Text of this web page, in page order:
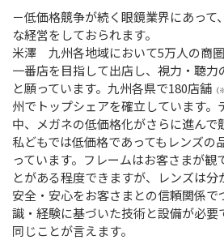
－低価格競争が続く眼鏡業界にあって
な経営をしておられます。
米澤 九州各地域において5万人の商
一番店を目指して出店し、視力・聴力
と願っています。九州各県で180店舗
州でトップシェアを確立しています。
中、メガネの低価格化がさらに進んで
私どもでは低価格であってもレンズの
っています。フレームはお客さまが観
とがある程度できますが、レンズは分
安全・安心をお客さまとの信頼関係で
識・経験に基づいた技術と設備が必要
同じことが言えます。